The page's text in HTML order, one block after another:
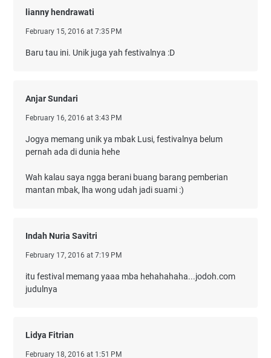
lianny hendrawati
February 15, 2016 at 7:35 PM
Baru tau ini. Unik juga yah festivalnya :D
Anjar Sundari
February 16, 2016 at 3:43 PM
Jogya memang unik ya mbak Lusi, festivalnya belum
pernah ada di dunia hehe
Wah kalau saya ngga berani buang barang pemberian
mantan mbak, lha wong udah jadi suami :)
Indah Nuria Savitri
February 17, 2016 at 7:19 PM
itu festival memang yaaa mba hehahahaha...jodoh.com
judulnya
Lidya Fitrian
February 18, 2016 at 1:51 PM